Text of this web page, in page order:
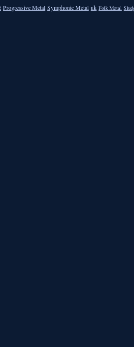
Progressive Metal Symphonic Metal uk Folk Metal